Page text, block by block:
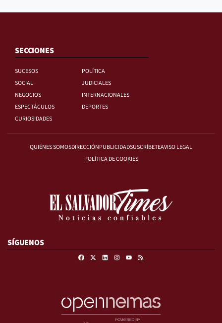
SECCIONES
SUCESOS
POLÍTICA
SOCIAL
JUDICIALES
NEGOCIOS
INTERNACIONALES
ESPECTÁCULOS
DEPORTES
CURIOSIDADES
QUIÉNES SOMOSDIRECCIÓNPUBLICIDADSUSCRÍBETEAVISO LEGAL
POLÍTICA DE COOKIES
SÍGUENOS
FacebookLinkedinInstagram